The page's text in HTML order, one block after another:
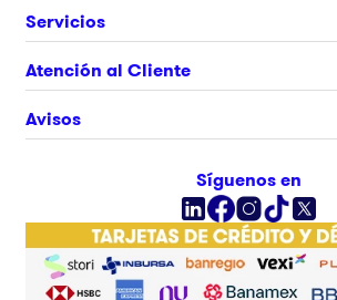
Nosotros
Únete al equipo
Contacto
Servicios
Crédito Clikstore
Gift Card
Rastrea tu pedido
Atención al Cliente
¿Cómo comprar?
Facturación Electrónica
Preguntas Frecuentes
Avisos
Términos y Condiciones
Aviso de privacidad
Síguenos en